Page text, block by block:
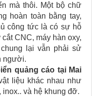
mà thôi. Một bộ chữ
hoàn toàn bằng tay,
công tức là có sự hỗ
CNC, máy hàn oxy,
lại vẫn phải sử
người.
quảng cáo tại Mai
liệu khác nhau như
inox.. và hệ khung đỡ.